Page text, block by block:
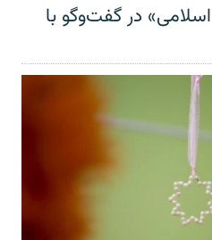
در گفت‌وگو با